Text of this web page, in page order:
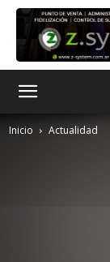
Inicio Actualidad